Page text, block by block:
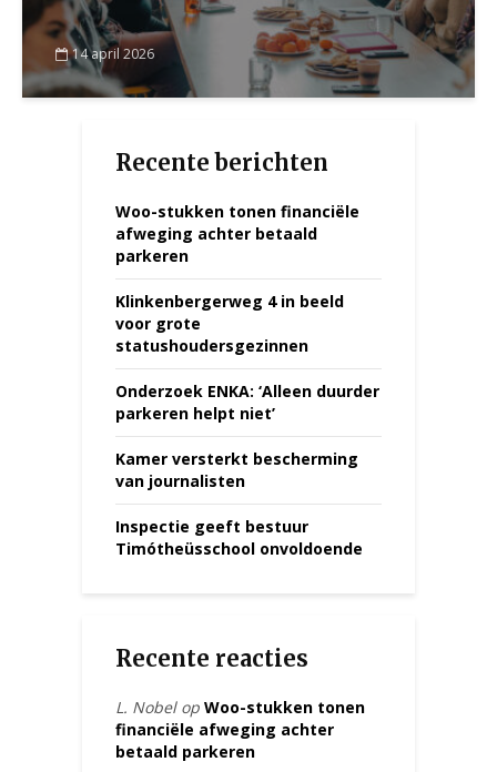
14 april 2026
Recente berichten
Woo-stukken tonen financiële
afweging achter betaald
parkeren
Klinkenbergerweg 4 in beeld
voor grote
statushoudersgezinnen
Onderzoek ENKA: ‘Alleen duurder
parkeren helpt niet’
Kamer versterkt bescherming
van journalisten
Inspectie geeft bestuur
Timótheüsschool onvoldoende
Recente reacties
L. Nobelop Woo-stukken tonen
financiële afweging achter
betaald parkeren